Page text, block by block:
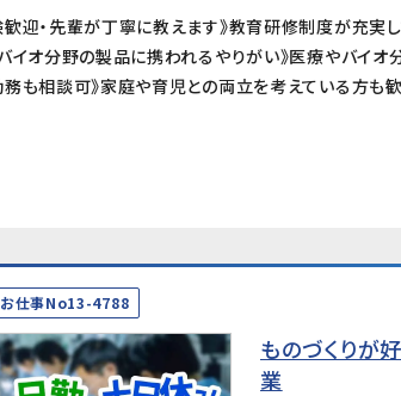
お仕事No13-4788
ものづくりが
業